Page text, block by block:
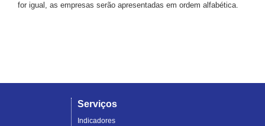
for igual, as empresas serão apresentadas em ordem alfabética.
Serviços
Indicadores